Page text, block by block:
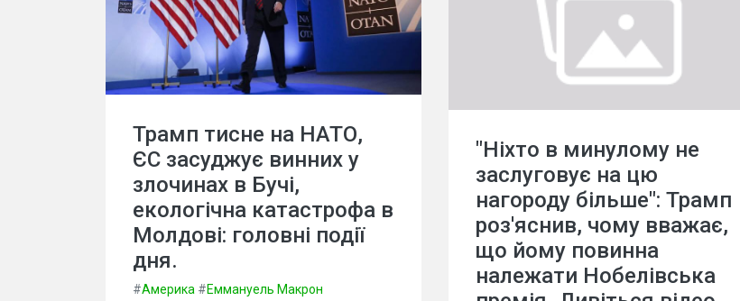
Трамп тисне на НАТО,
ЄС засуджує винних у
злочинах в Бучі,
екологічна катастрофа в
Молдові: головні події
дня.
#Америка #Еммануель Макрон
"Ніхто в минулому не
заслуговує на цю
нагороду більше": Трамп
роз'яснив, чому вважає,
що йому повинна
належати Нобелівська